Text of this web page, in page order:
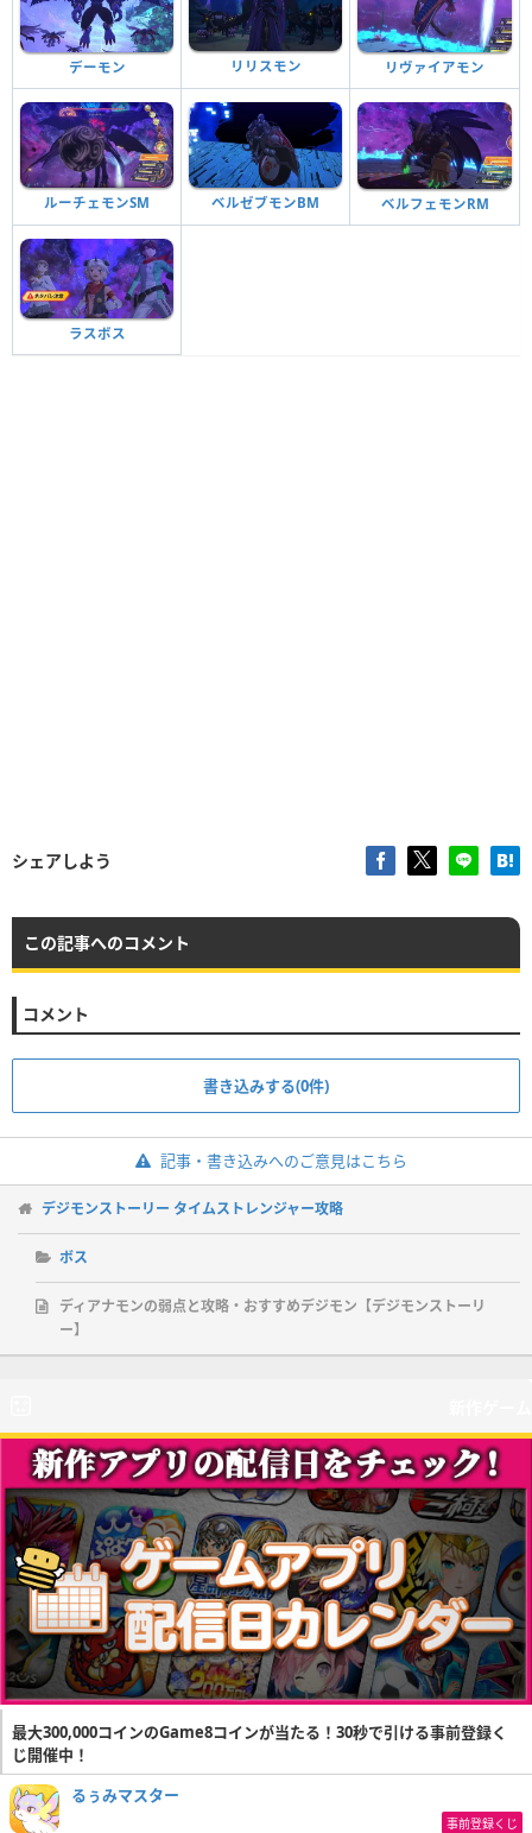
デーモン リリスモン リヴァイアモン
ルーチェモンSM ベルゼブモンBM ベルフェモンRM
ラスボス
シェアしよう
この記事へのコメント
コメント
書き込みする(0件)
記事・書き込みへのご意見はこちら
デジモンストーリー タイムストレンジャー攻略
ボス
ディアナモンの弱点と攻略・おすすめデジモン【デジモンストーリ
ー】
最大300,000コインのGame8コインが当たる！30秒で引ける事前登録く
じ開催中！
るぅみマスター
事前登録くじ